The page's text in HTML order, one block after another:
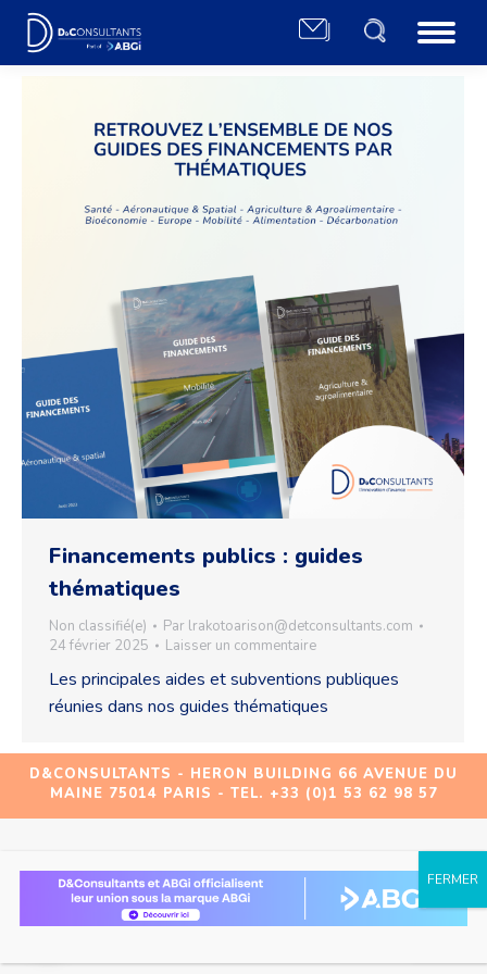
Financements publics : guides
thématiques
Non classifié(e) Par lrakotoarison@detconsultants.com
24 février 2025
Laisser un commentaire
Les principales aides et subventions publiques
réunies dans nos guides thématiques
D&CONSULTANTS - HERON BUILDING 66 AVENUE DU
MAINE 75014 PARIS - TEL. +33 (0)1 53 62 98 57